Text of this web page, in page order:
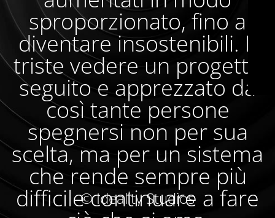
sproporzionato, fino a
diventare insostenibili. È
triste vedere un progetto
seguito e apprezzato da
così tante persone
spegnersi non per sua
scelta, ma per un sistema
che rende sempre più
difficile continuare a fare
© Ideality Studios